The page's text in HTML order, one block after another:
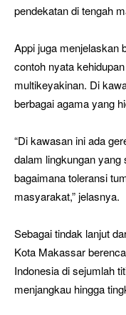
pendekatan di tengah
Appi juga menjelaskan
contoh nyata
multikeyakinan. Di
berbagai agama yang
“Di kawasan ini ada
dalam lingkungan
bagaimana toleransi
masyarakat,” jelasnya.
Sebagai tindak lanjut
Kota Makassar
Indonesia di sejumlah
menjangkau hingga